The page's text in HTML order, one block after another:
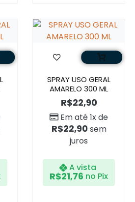
SPRAY USO GERAL
AMARELO 300 ML
R$22,90
Em até 1x de
R$22,90 sem
juros
A vista
R$21,76 no Pix